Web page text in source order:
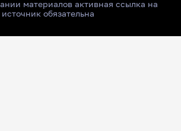
материалов активная ссылка на
источник обязательна